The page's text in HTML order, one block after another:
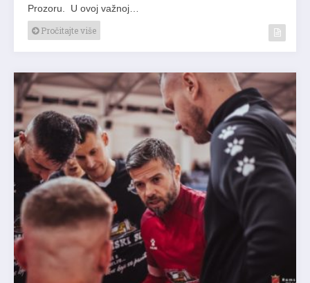
Prozoru. U ovoj važnoj…
Pročitajte više